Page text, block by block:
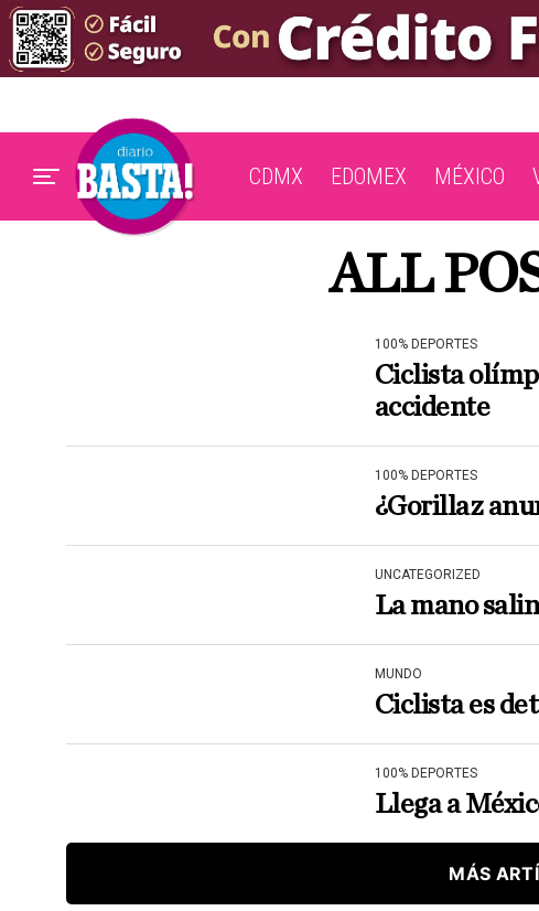
CDMX EDOMEX MÉXICO
ALL
100% DEPORTES
Ciclista
accidente
100% DEPORTES
¿Gorillaz
UNCATEGORIZED
La mano
MUNDO
Ciclista es
100% DEPORTES
Llega a
MÁS